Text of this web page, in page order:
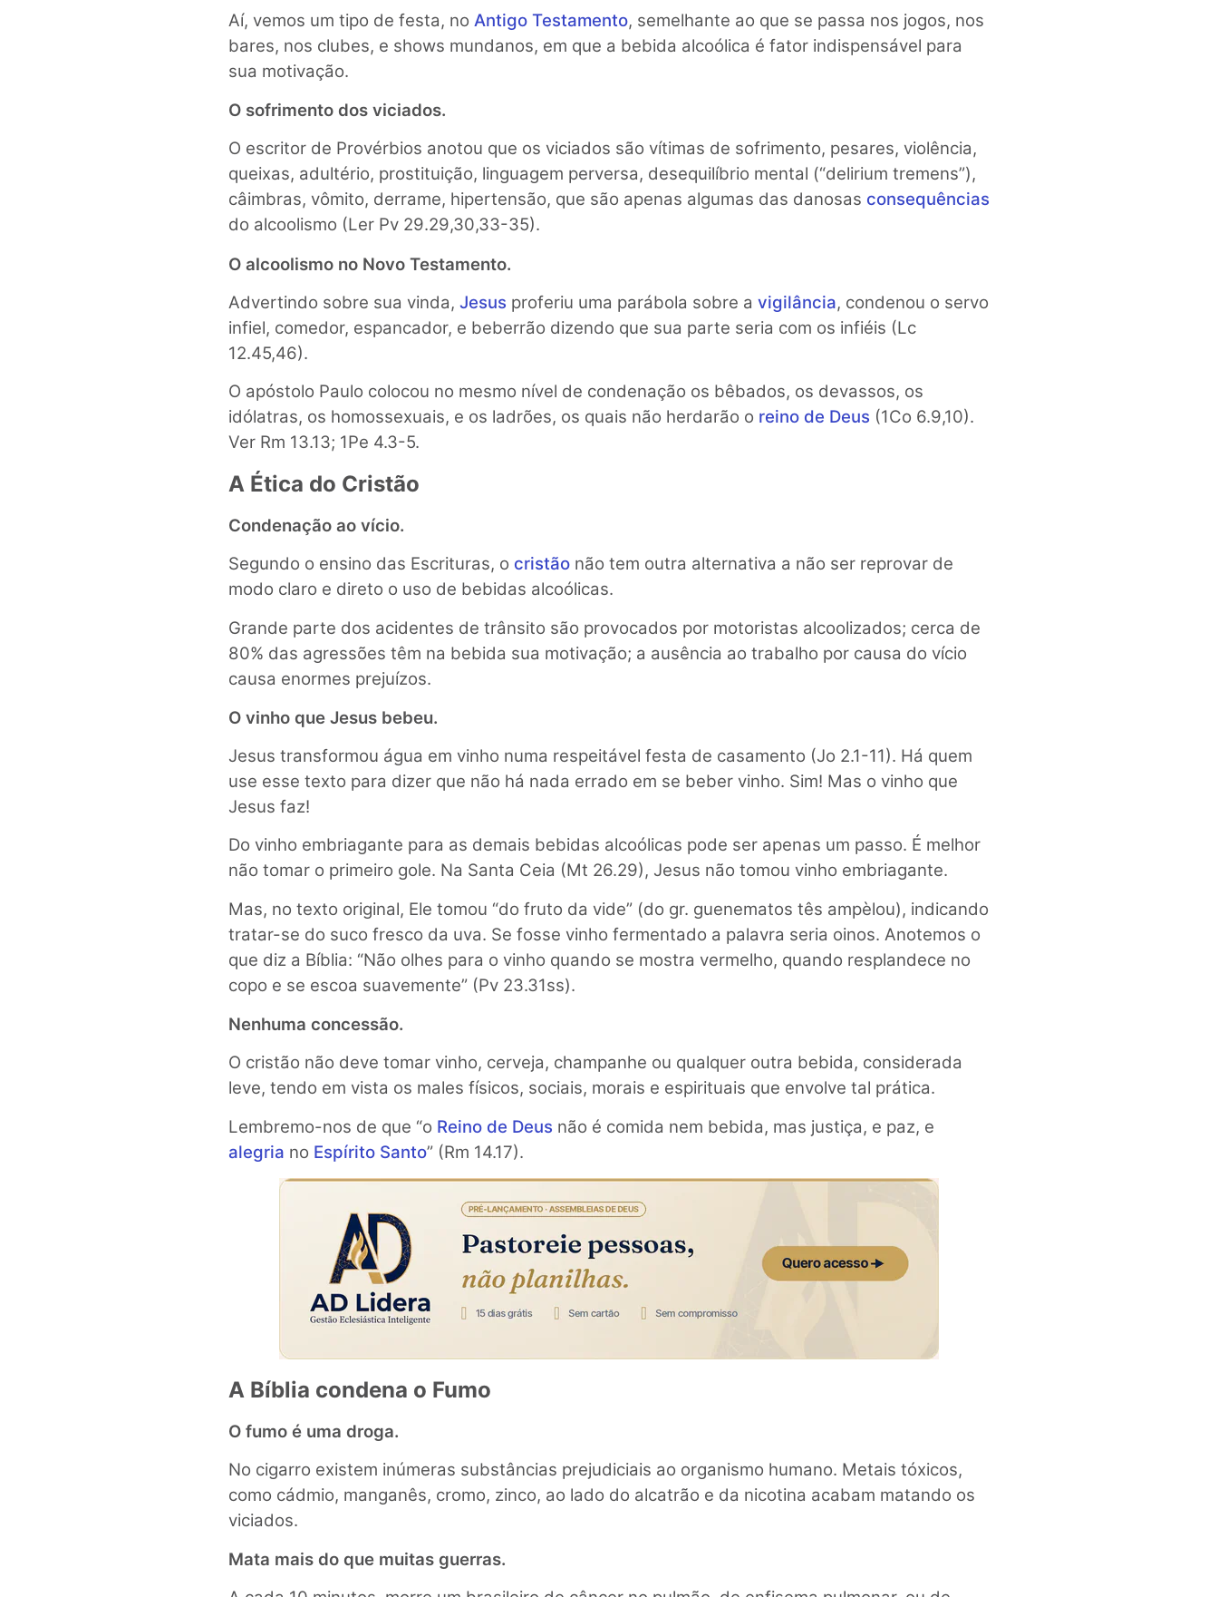
Aí, vemos um tipo de festa, no Antigo Testamento, semelhante ao que se passa nos jogos, nos
bares, nos clubes, e shows mundanos, em que a bebida alcoólica é fator indispensável para
sua motivação.
O sofrimento dos viciados.
O escritor de Provérbios anotou que os viciados são vítimas de sofrimento, pesares, violência,
queixas, adultério, prostituição, linguagem perversa, desequilíbrio mental (“delirium tremens”),
câimbras, vômito, derrame, hipertensão, que são apenas algumas das danosas consequências
do alcoolismo (Ler Pv 29.29,30,33-35).
O alcoolismo no Novo Testamento.
Advertindo sobre sua vinda, Jesus proferiu uma parábola sobre a vigilância, condenou o servo
infiel, comedor, espancador, e beberrão dizendo que sua parte seria com os infiéis (Lc
12.45,46).
O apóstolo Paulo colocou no mesmo nível de condenação os bêbados, os devassos, os
idólatras, os homossexuais, e os ladrões, os quais não herdarão o reino de Deus (1Co 6.9,10).
Ver Rm 13.13; 1Pe 4.3-5.
A Ética do Cristão
Condenação ao vício.
Segundo o ensino das Escrituras, o cristão não tem outra alternativa a não ser reprovar de
modo claro e direto o uso de bebidas alcoólicas.
Grande parte dos acidentes de trânsito são provocados por motoristas alcoolizados; cerca de
80% das agressões têm na bebida sua motivação; a ausência ao trabalho por causa do vício
causa enormes prejuízos.
O vinho que Jesus bebeu.
Jesus transformou água em vinho numa respeitável festa de casamento (Jo 2.1-11). Há quem
use esse texto para dizer que não há nada errado em se beber vinho. Sim! Mas o vinho que
Jesus faz!
Do vinho embriagante para as demais bebidas alcoólicas pode ser apenas um passo. É melhor
não tomar o primeiro gole. Na Santa Ceia (Mt 26.29), Jesus não tomou vinho embriagante.
Mas, no texto original, Ele tomou “do fruto da vide” (do gr. guenematos tês ampèlou), indicando
tratar-se do suco fresco da uva. Se fosse vinho fermentado a palavra seria oinos. Anotemos o
que diz a Bíblia: “Não olhes para o vinho quando se mostra vermelho, quando resplandece no
copo e se escoa suavemente” (Pv 23.31ss).
Nenhuma concessão.
O cristão não deve tomar vinho, cerveja, champanhe ou qualquer outra bebida, considerada
leve, tendo em vista os males físicos, sociais, morais e espirituais que envolve tal prática.
Lembremo-nos de que “o Reino de Deus não é comida nem bebida, mas justiça, e paz, e
alegria no Espírito Santo” (Rm 14.17).
A Bíblia condena o Fumo
O fumo é uma droga.
No cigarro existem inúmeras substâncias prejudiciais ao organismo humano. Metais tóxicos,
como cádmio, manganês, cromo, zinco, ao lado do alcatrão e da nicotina acabam matando os
viciados.
Mata mais do que muitas guerras.